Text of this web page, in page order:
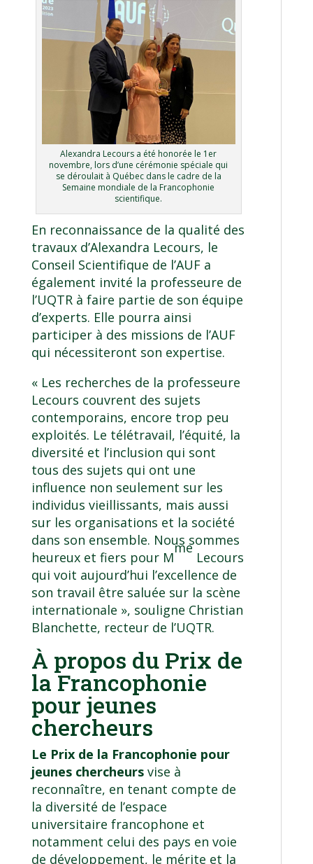
Alexandra Lecours a été honorée le 1er
novembre, lors d’une cérémonie spéciale qui
se déroulait à Québec dans le cadre de la
Semaine mondiale de la Francophonie
scientifique.
En reconnaissance de la qualité des
travaux d’Alexandra Lecours, le
Conseil Scientifique de l’AUF a
également invité la professeure de
l’UQTR à faire partie de son équipe
d’experts. Elle pourra ainsi
participer à des missions de l’AUF
qui nécessiteront son expertise.
« Les recherches de la professeure
Lecours couvrent des sujets
contemporains, encore trop peu
exploités. Le télétravail, l’équité, la
diversité et l’inclusion qui sont
tous des sujets qui ont une
influence non seulement sur les
individus vieillissants, mais aussi
sur les organisations et la société
dans son ensemble. Nous sommes
heureux et fiers pour M
me
Lecours
qui voit aujourd’hui l’excellence de
son travail être saluée sur la scène
internationale », souligne Christian
Blanchette, recteur de l’UQTR.
À propos du Prix de
la Francophonie
pour jeunes
chercheurs
Le Prix de la Francophonie pour
jeunes chercheursvise à
reconnaître, en tenant compte de
la diversité de l’espace
universitaire francophone et
notamment celui des pays en voie
de développement, le mérite et la